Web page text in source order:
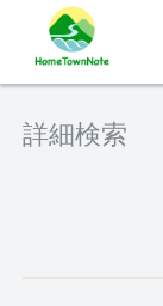
詳細検索